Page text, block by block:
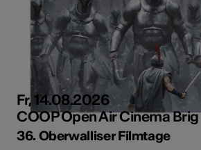
Fr, 14.08.2026
COOP Open Air Cinema Brig
36. Oberwalliser Filmtage